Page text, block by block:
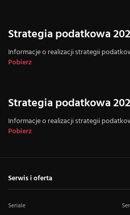
Strategia podatkowa
Informacje o realizacji strategii
Pobierz
Strategia podatkowa
Informacje o realizacji strategii
Pobierz
Serwis i oferta
Seriale